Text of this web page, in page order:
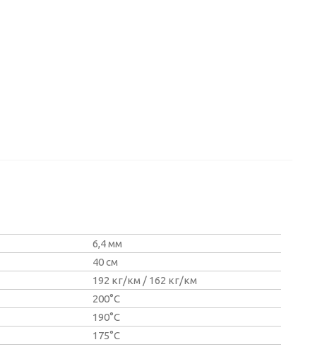
6,4 мм
40 см
192 кг/км / 162 кг/км
200°С
190°С
175°С